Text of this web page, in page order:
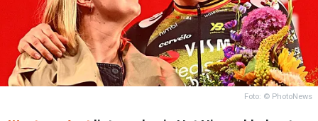
Foto: © PhotoNews